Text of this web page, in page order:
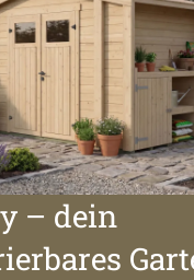
– dein